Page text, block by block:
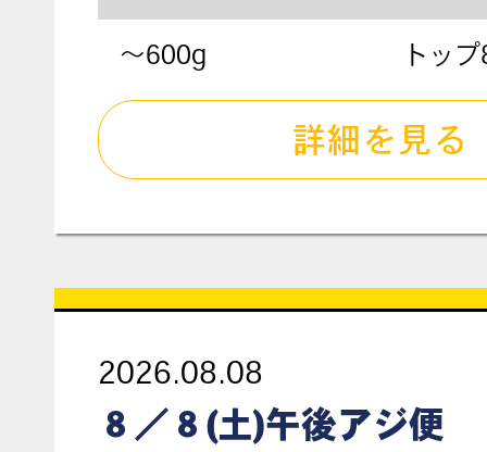
～600g トッ
詳細を見る
2026.08.08
８／８(土)午後アジ便